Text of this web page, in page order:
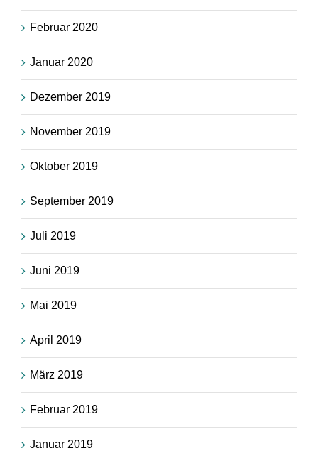
Februar 2020
Januar 2020
Dezember 2019
November 2019
Oktober 2019
September 2019
Juli 2019
Juni 2019
Mai 2019
April 2019
März 2019
Februar 2019
Januar 2019